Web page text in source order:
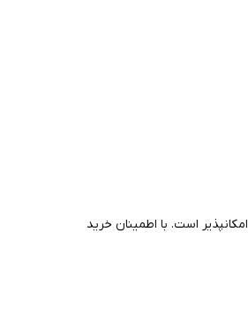
امکانپذیر است. با اطمینان خرید